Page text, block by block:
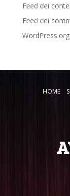
Feed dei
Feed dei
WordPress.org
HOME